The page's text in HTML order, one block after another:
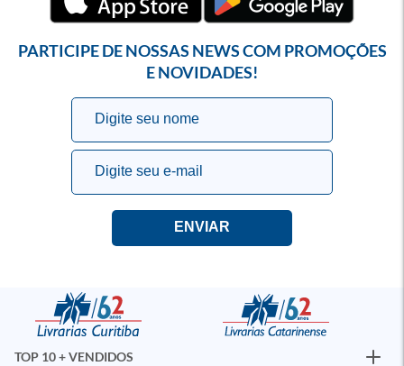
PARTICIPE DE NOSSAS NEWS COM PROMOÇÕES
E NOVIDADES!
TOP 10 + VENDIDOS